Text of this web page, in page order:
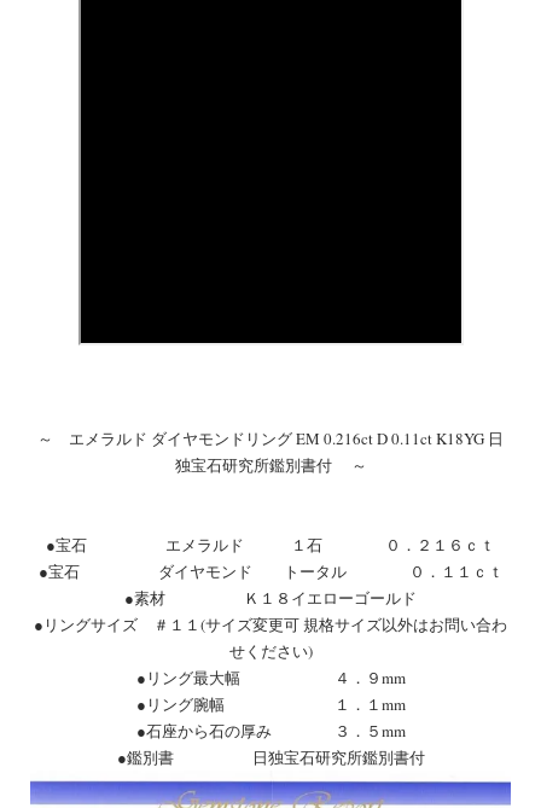
～ エメラルド ダイヤモンドリング EM 0.216ct D 0.11ct K18YG 日
独宝石研究所鑑別書付 ～
●宝石 エメラルド １石 ０．２１６ｃｔ
●宝石 ダイヤモンド トータル ０．１１ｃｔ
●素材 Ｋ１８イエローゴールド
●リングサイズ ＃１１(サイズ変更可 規格サイズ以外はお問い合わ
せください)
●リング最大幅 ４．９mm
●リング腕幅 １．１mm
●石座から石の厚み ３．５mm
●鑑別書 日独宝石研究所鑑別書付